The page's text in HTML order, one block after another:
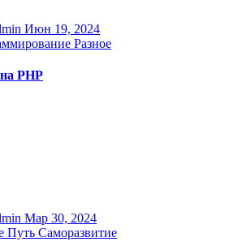
Июн 19, 2024
Разное
PHP
Мар 30, 2024
Путь Саморазвитие